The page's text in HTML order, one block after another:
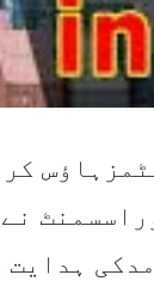
ہدایت